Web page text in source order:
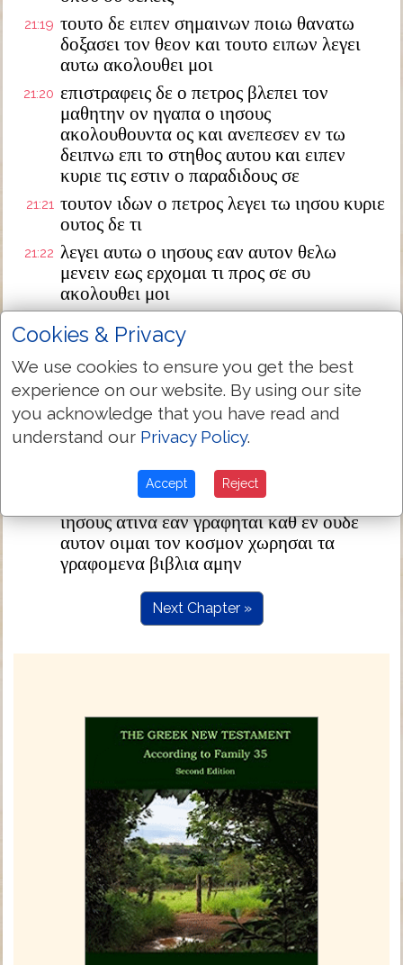
21:19 τουτο δε ειπεν σημαινων ποιω θανατω
δοξασει τον θεον και τουτο ειπων λεγει
αυτω ακολουθει μοι
21:20 επιστραφεις δε ο πετρος βλεπει τον
μαθητην ον ηγαπα ο ιησους
ακολουθουντα ος και ανεπεσεν εν τω
δειπνω επι το στηθος αυτου και ειπεν
κυριε τις εστιν ο παραδιδους σε
21:21 τουτον ιδων ο πετρος λεγει τω ιησου κυριε
ουτος δε τι
21:22 λεγει αυτω ο ιησους εαν αυτον θελω
μενειν εως ερχομαι τι προς σε συ
ακολουθει μοι
21:23
εξηλθεν ουν ο λογος ουτος εις τους
αδελφους οτι ο μαθητης εκεινος ουκ
αποθνησκει και ουκ ειπεν αυτω ο ιησους
οτι ουκ αποθνησκει αλλ εαν αυτον θελω
μενειν εως ερχομαι τι προς σε
21:24 ουτος εστιν ο μαθητης ο μαρτυρων περι
τουτων και γραψας ταυτα και οιδαμεν οτι
αληθης εστιν η μαρτυρια αυτου
εστιν δε και αλλα πολλα οσα εποιησεν ο
ιησους ατινα εαν γραφηται καθ εν ουδε
αυτον οιμαι τον κοσμον χωρησαι τα
γραφομενα βιβλια αμην
Next Chapter »
Cookies & Privacy
We use cookies to ensure you get the best
experience on our website. By using our site
you acknowledge that you have read and
understand our Privacy Policy.
Accept Reject